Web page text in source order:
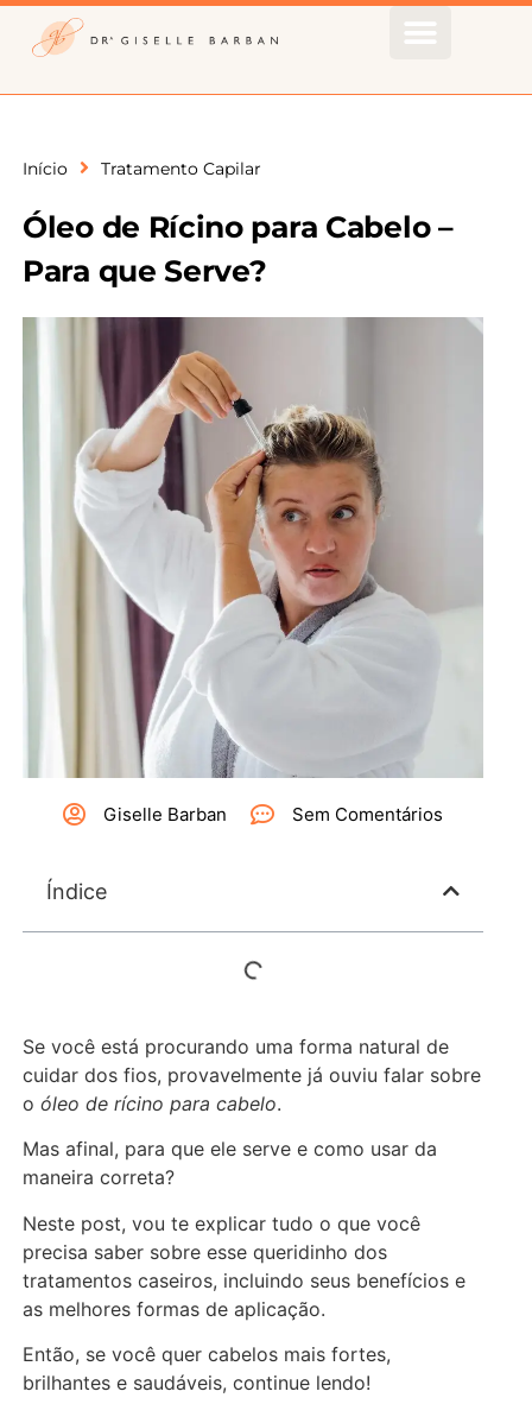
Início Tratamento Capilar
Óleo de Rícino para Cabelo –
Para que Serve?
Giselle Barban Sem Comentários
Índice
Se você está procurando uma forma natural de
cuidar dos fios, provavelmente já ouviu falar sobre
o óleo de rícino para cabelo.
Mas afinal, para que ele serve e como usar da
maneira correta?
Neste post, vou te explicar tudo o que você
precisa saber sobre esse queridinho dos
tratamentos caseiros, incluindo seus benefícios e
as melhores formas de aplicação.
Então, se você quer cabelos mais fortes,
brilhantes e saudáveis, continue lendo!